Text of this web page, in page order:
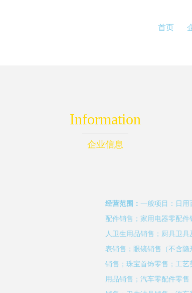
首页
Information
企业信息
经营范围： 一般项目：日用
配件销售；家用电器零配
人卫生用品销售；厨具卫
表销售；眼镜销售（不含
销售；珠宝首饰零售；工
用品销售；汽车零配件零